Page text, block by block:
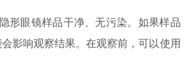
眼镜样品干净、无污染。如果样品
会影响观察结果。在观察前，可以使用